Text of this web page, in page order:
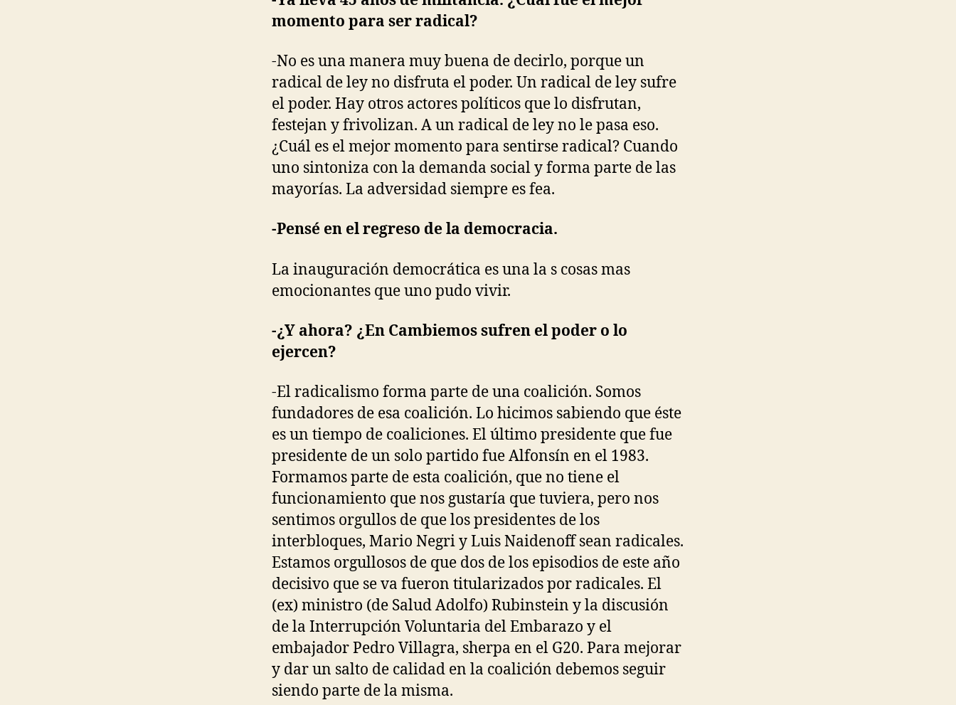
momento para ser radical?
-No es una manera muy buena de decirlo, porque un
radical de ley no disfruta el poder. Un radical de ley sufre
el poder. Hay otros actores políticos que lo disfrutan,
festejan y frivolizan. A un radical de ley no le pasa eso.
¿Cuál es el mejor momento para sentirse radical? Cuando
uno sintoniza con la demanda social y forma parte de las
mayorías. La adversidad siempre es fea.
-Pensé en el regreso de la democracia.
La inauguración democrática es una la s cosas mas
emocionantes que uno pudo vivir.
-¿Y ahora? ¿En Cambiemos sufren el poder o lo
ejercen?
-El radicalismo forma parte de una coalición. Somos
fundadores de esa coalición. Lo hicimos sabiendo que éste
es un tiempo de coaliciones. El último presidente que fue
presidente de un solo partido fue Alfonsín en el 1983.
Formamos parte de esta coalición, que no tiene el
funcionamiento que nos gustaría que tuviera, pero nos
sentimos orgullos de que los presidentes de los
interbloques, Mario Negri y Luis Naidenoff sean radicales.
Estamos orgullosos de que dos de los episodios de este año
decisivo que se va fueron titularizados por radicales. El
(ex) ministro (de Salud Adolfo) Rubinstein y la discusión
de la Interrupción Voluntaria del Embarazo y el
embajador Pedro Villagra, sherpa en el G20. Para mejorar
y dar un salto de calidad en la coalición debemos seguir
siendo parte de la misma.